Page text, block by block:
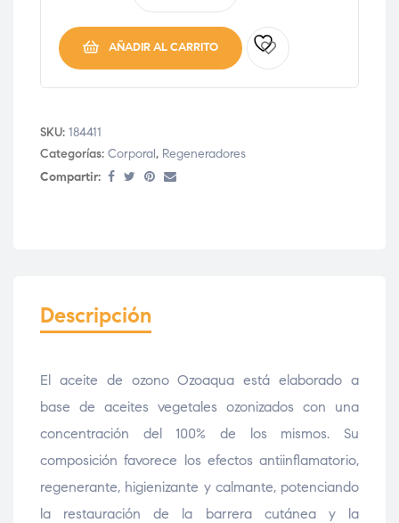
AÑADIR AL CARRITO
SKU: 184411
Categorías: Corporal, Regeneradores
Compartir:
Descripción
El aceite de ozono Ozoaqua está elaborado a
base de aceites vegetales ozonizados con una
concentración del 100% de los mismos. Su
composición favorece los efectos antiinflamatorio,
regenerante, higienizante y calmante, potenciando
la restauración de la barrera cutánea y la